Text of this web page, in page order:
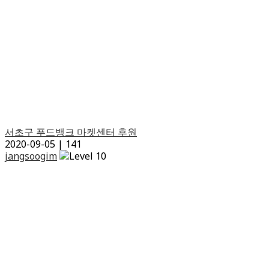
서초구 푸드뱅크 마켓센터 후원
2020-09-05 | 141
jangsoogim